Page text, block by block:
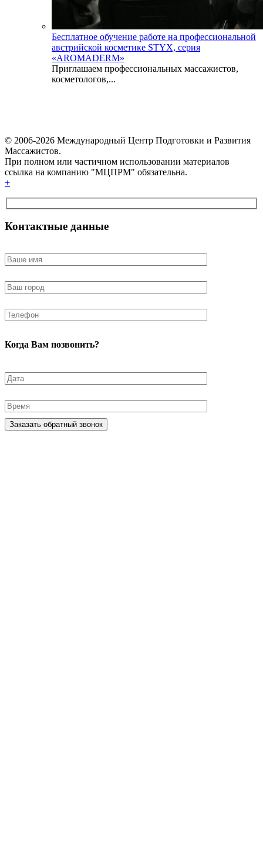
Бесплатное обучение работе на профессиональной
австрийской косметике STYX, серия
«AROMADERM»
Приглашаем профессиональных массажистов,
косметологов,...
© 2006-2026 Международный Центр Подготовки и Развития
Массажистов.
При полном или частичном использовании материалов
ссылка на компанию "МЦПРМ" обязательна.
+
Контактные данные
Когда Вам позвонить?